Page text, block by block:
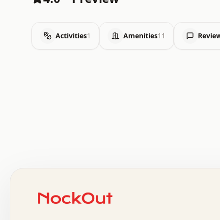
Activities1 Amenities11
.   +   .   .   o   .   .   .   .   .   .   :   .
.   .   .   o   .   .   .   .   .   .   .   .   x   .